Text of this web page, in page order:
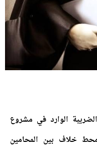
الوارد في مشروع
كان محط خلاف بين المحامين